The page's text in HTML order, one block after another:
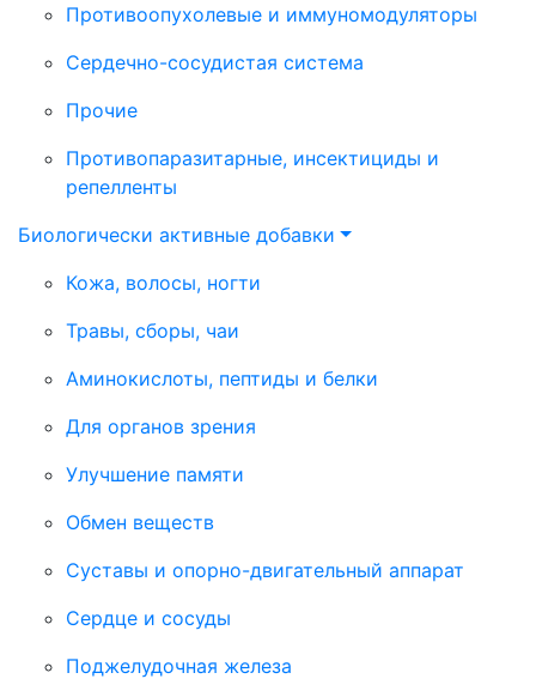
Противоопухолевые и иммуномодуляторы
Сердечно-сосудистая система
Прочие
Противопаразитарные, инсектициды и
репелленты
Биологически активные добавки
Кожа, волосы, ногти
Травы, сборы, чаи
Аминокислоты, пептиды и белки
Для органов зрения
Улучшение памяти
Обмен веществ
Суставы и опорно-двигательный аппарат
Сердце и сосуды
Поджелудочная железа